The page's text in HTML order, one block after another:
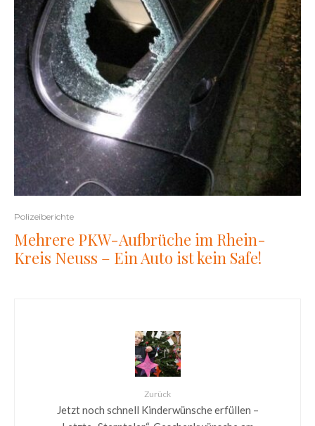
Polizeiberichte
Mehrere PKW-Aufbrüche im Rhein-
Kreis Neuss – Ein Auto ist kein Safe!
Zurück
Jetzt noch schnell Kinderwünsche erfüllen –